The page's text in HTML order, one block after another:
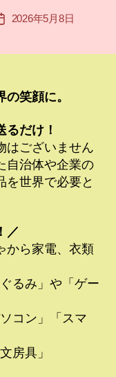
2026年5月8日
笑顔に。
るだけ！
はございません
自治体や企業の
を世界で必要と
／
から家電、衣類
るみ」や「ゲー
コン」「スマ
房具」